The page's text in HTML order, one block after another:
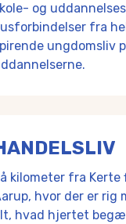
og
fra
ungdomsliv
kilometer fra
hvor der er rig
hvad hjertet
af
kommunen og et